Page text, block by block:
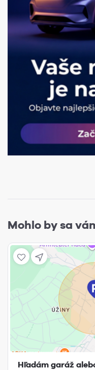
Mohlo by sa
Hľadám garáž